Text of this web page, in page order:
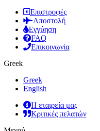
Επιστροφές
Αποστολή
Εγγύηση
FAQ
Επικοινωνία
Greek
Greek
English
Η εταιρεία μας
Κριτικές πελατών